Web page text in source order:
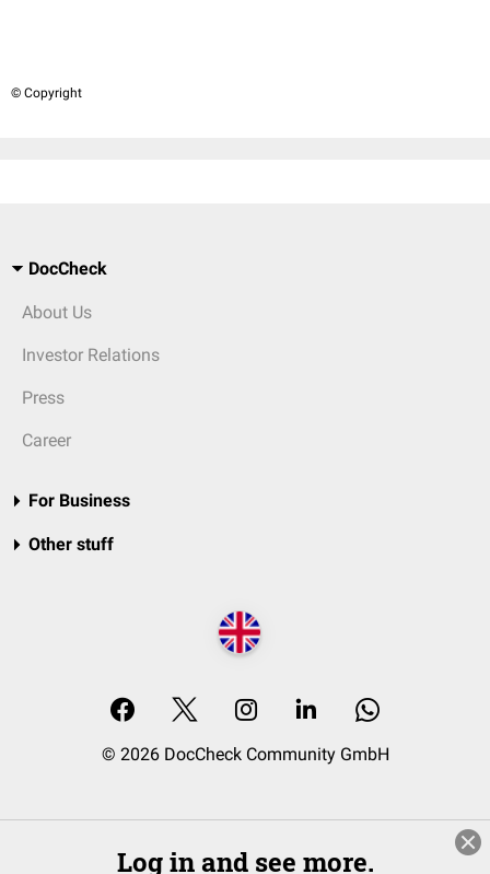
© Copyright
DocCheck
About Us
Investor Relations
Press
Career
For Business
Other stuff
© 2026 DocCheck Community GmbH
Log in and see more.